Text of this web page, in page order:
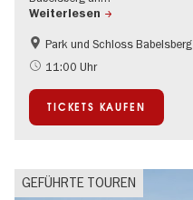
Weiterlesen
Brandenburg
Schlösser & Gärten
Park und Schloss Babelsberg
11:00 Uhr
TICKETS KAUFEN
GEFÜHRTE TOUREN